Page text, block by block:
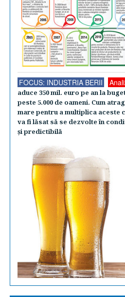
FOCUS: INDUSTRIA BERII
aduce 350 mil. euro pe an la
peste 5.000 de oameni. Cum
mare pentru a multiplica aceste
va fi lăsat să se dezvolte în
şi predictibilă